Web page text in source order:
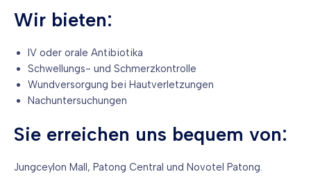
Wir bieten:
IV oder orale Antibiotika
Schwellungs- und Schmerzkontrolle
Wundversorgung bei Hautverletzungen
Nachuntersuchungen
Sie erreichen uns bequem von:
Jungceylon Mall, Patong Central und Novotel Patong.